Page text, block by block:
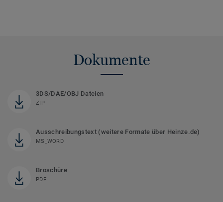
Dokumente
3DS/DAE/OBJ Dateien
ZIP
Ausschreibungstext (weitere Formate über Heinze.de)
MS_WORD
Broschüre
PDF